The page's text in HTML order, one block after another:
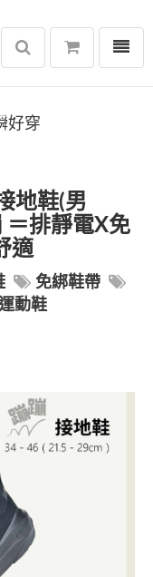
選單
好穿
地鞋(男
＝排靜電X免
適
免綁鞋帶
動鞋